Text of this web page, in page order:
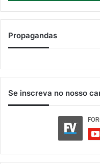
Propagandas
Se inscreva no nosso